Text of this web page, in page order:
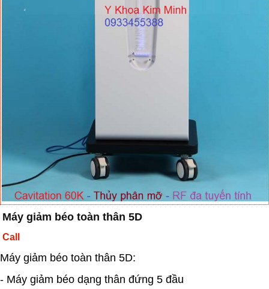
Máy giảm béo toàn thân 5D
Call
Máy giảm béo toàn thân 5D:
- Máy giảm béo dạng thân đứng 5 đầu